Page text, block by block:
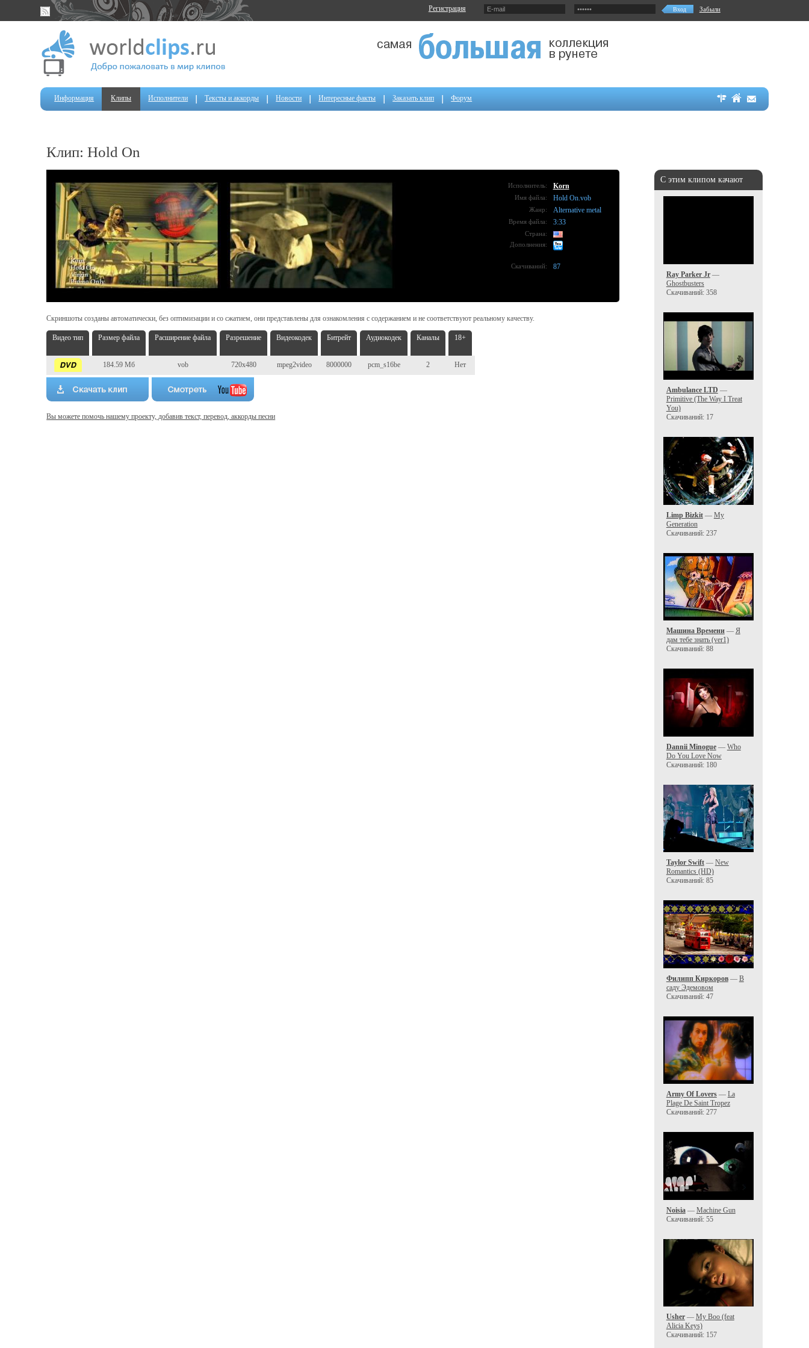
Регистрация Забыли
Информация Клипы Исполнители Тексты и аккорды Новости Интересные факты Заказать клип Форум
Клип: Hold On
С этим клипом качают
Ray Parker Jr—
Ghostbusters
Скачиваний: 358
Ambulance LTD —
Primitive (The Way I Treat
You)
Скачиваний: 17
Limp Bizkit— My
Generation
Скачиваний: 237
Машина Времени— Я
дам тебе знать (ver1)
Скачиваний: 88
Dannii Minogue— Who
Do You Love Now
Скачиваний: 180
Taylor Swift— New
Romantics (HD)
Скачиваний: 85
Филипп Киркоров— В
саду Эдемовом
Скачиваний: 47
Army Of Lovers— La
Plage De Saint Tropez
Скачиваний: 277
Noisia— Machine Gun
Скачиваний: 55
Usher— My Boo (feat
Alicia Keys)
Скачиваний: 157
Исполнитель: Korn
Имя файла: Hold On.vob
Жанр: Alternative metal
Время файла: 3:33
Страна:
Дополнения:
Скачиваний: 87
Скриншоты созданы автоматически, без оптимизации и со сжатием, они представлены для ознакомления с содержанием и не соответствуют реальному качеству.
Видео тип Размер файла Расширение файла Разрешение Видеокодек Битрейт Аудиокодек Каналы 18+
184.59 Мб vob 720x480 mpeg2video 8000000 pcm_s16be 2 Нет
Вы можете помочь нашему проекту, добавив текст, перевод, аккорды песни